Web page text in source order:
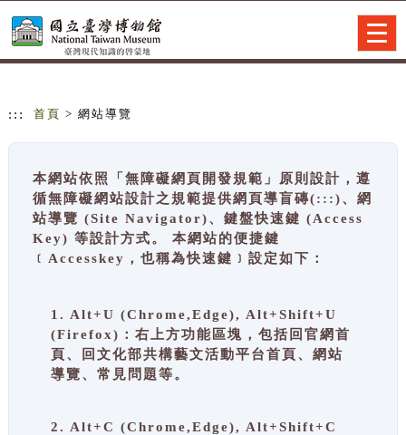
::: 首頁 > 網站導覽
本網站依照「無障礙網頁開發規範」原則設計，遵
循無障礙網站設計之規範提供網頁導盲磚(:::)、網
站導覽 (Site Navigator)、鍵盤快速鍵 (Access
Key) 等設計方式。 本網站的便捷鍵
﹝Accesskey，也稱為快速鍵﹞設定如下：
1. Alt+U (Chrome,Edge), Alt+Shift+U
(Firefox)：右上方功能區塊，包括回官網首
頁、回文化部共構藝文活動平台首頁、網站
導覽、常見問題等。
2. Alt+C (Chrome,Edge), Alt+Shift+C